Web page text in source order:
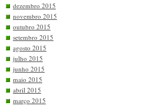
dezembro 2015
novembro 2015
outubro 2015
setembro 2015
agosto 2015
julho 2015
junho 2015
maio 2015
abril 2015
março 2015